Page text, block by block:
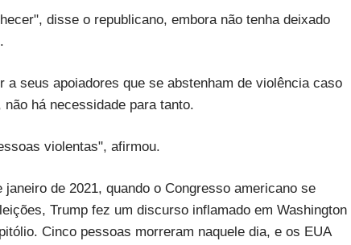
disse o republicano, embora não tenha deixado
seus apoiadores que se abstenham de violência caso
há necessidade para tanto.
violentas", afirmou.
de 2021, quando o Congresso americano se
Trump fez um discurso inflamado em Washington
Cinco pessoas morreram naquele dia, e os EUA